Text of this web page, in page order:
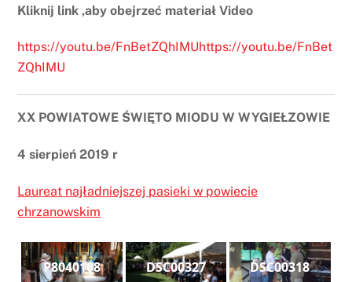
Kliknij link ,aby obejrzeć materiał Video
https://youtu.be/FnBetZQhIMUhttps://youtu.be/FnBet
ZQhIMU
XX POWIATOWE ŚWIĘTO MIODU W WYGIEŁZOWIE
4 sierpień 2019 r
Laureat najładniejszej pasieki w powiecie
chrzanowskim
P8040108 DSC00327 DSC00318